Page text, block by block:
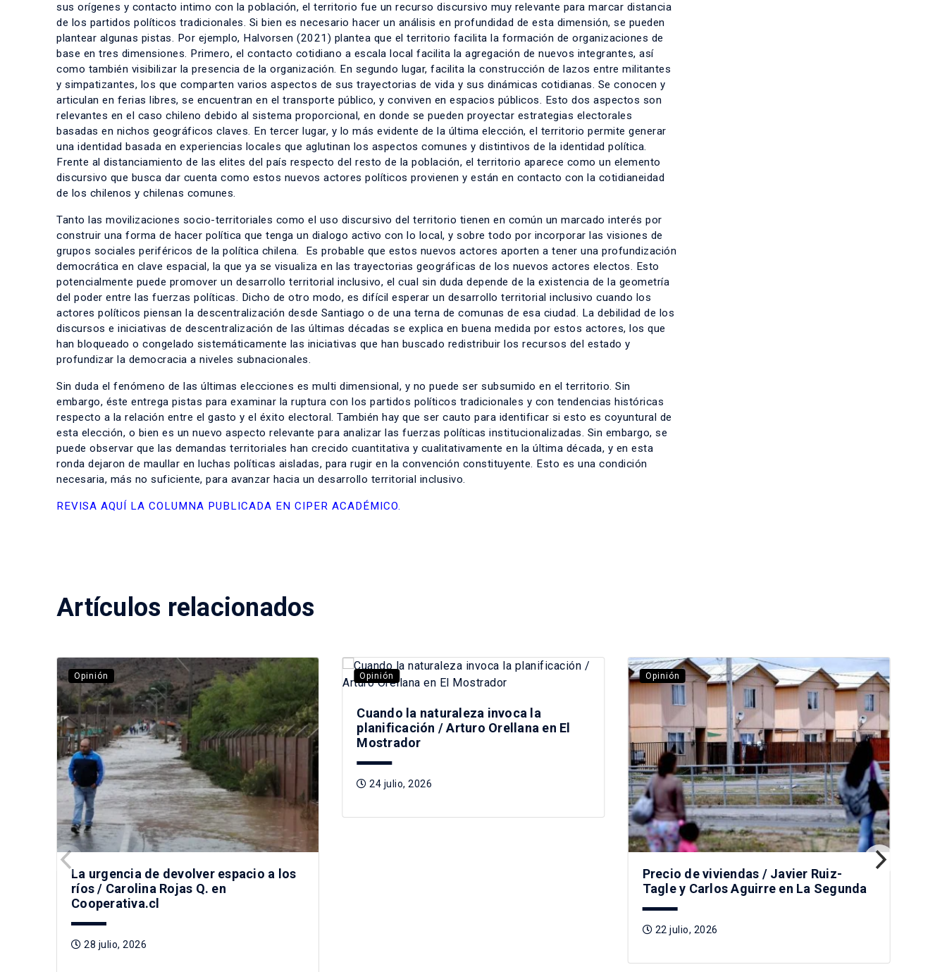
sus orígenes y contacto intimo con la población, el territorio fue un recurso discursivo muy relevante para marcar distancia
de los partidos políticos tradicionales. Si bien es necesario hacer un análisis en profundidad de esta dimensión, se pueden
plantear algunas pistas. Por ejemplo, Halvorsen (2021) plantea que el territorio facilita la formación de organizaciones de
base en tres dimensiones. Primero, el contacto cotidiano a escala local facilita la agregación de nuevos integrantes, así
como también visibilizar la presencia de la organización. En segundo lugar, facilita la construcción de lazos entre militantes
y simpatizantes, los que comparten varios aspectos de sus trayectorias de vida y sus dinámicas cotidianas. Se conocen y
articulan en ferias libres, se encuentran en el transporte público, y conviven en espacios públicos. Esto dos aspectos son
relevantes en el caso chileno debido al sistema proporcional, en donde se pueden proyectar estrategias electorales
basadas en nichos geográficos claves. En tercer lugar, y lo más evidente de la última elección, el territorio permite generar
una identidad basada en experiencias locales que aglutinan los aspectos comunes y distintivos de la identidad política.
Frente al distanciamiento de las elites del país respecto del resto de la población, el territorio aparece como un elemento
discursivo que busca dar cuenta como estos nuevos actores políticos provienen y están en contacto con la cotidianeidad
de los chilenos y chilenas comunes.
Tanto las movilizaciones socio-territoriales como el uso discursivo del territorio tienen en común un marcado interés por
construir una forma de hacer política que tenga un dialogo activo con lo local, y sobre todo por incorporar las visiones de
grupos sociales periféricos de la política chilena. Es probable que estos nuevos actores aporten a tener una profundización
democrática en clave espacial, la que ya se visualiza en las trayectorias geográficas de los nuevos actores electos. Esto
potencialmente puede promover un desarrollo territorial inclusivo, el cual sin duda depende de la existencia de la geometría
del poder entre las fuerzas políticas. Dicho de otro modo, es difícil esperar un desarrollo territorial inclusivo cuando los
actores políticos piensan la descentralización desde Santiago o de una terna de comunas de esa ciudad. La debilidad de los
discursos e iniciativas de descentralización de las últimas décadas se explica en buena medida por estos actores, los que
han bloqueado o congelado sistemáticamente las iniciativas que han buscado redistribuir los recursos del estado y
profundizar la democracia a niveles subnacionales.
Sin duda el fenómeno de las últimas elecciones es multi dimensional, y no puede ser subsumido en el territorio. Sin
embargo, éste entrega pistas para examinar la ruptura con los partidos políticos tradicionales y con tendencias históricas
respecto a la relación entre el gasto y el éxito electoral. También hay que ser cauto para identificar si esto es coyuntural de
esta elección, o bien es un nuevo aspecto relevante para analizar las fuerzas políticas institucionalizadas. Sin embargo, se
puede observar que las demandas territoriales han crecido cuantitativa y cualitativamente en la última década, y en esta
ronda dejaron de maullar en luchas políticas aisladas, para rugir en la convención constituyente. Esto es una condición
necesaria, más no suficiente, para avanzar hacia un desarrollo territorial inclusivo.
REVISA AQUÍ LA COLUMNA PUBLICADA EN CIPER ACADÉMICO.
Artículos relacionados
Opinión
La urgencia de devolver espacio a los
ríos / Carolina Rojas Q. en
Cooperativa.cl
28 julio, 2026
Opinión
Cuando la naturaleza invoca la
planificación / Arturo Orellana en El
Mostrador
24 julio, 2026
Opinión
Precio de viviendas / Javier Ruiz-
Tagle y Carlos Aguirre en La Segunda
22 julio, 2026